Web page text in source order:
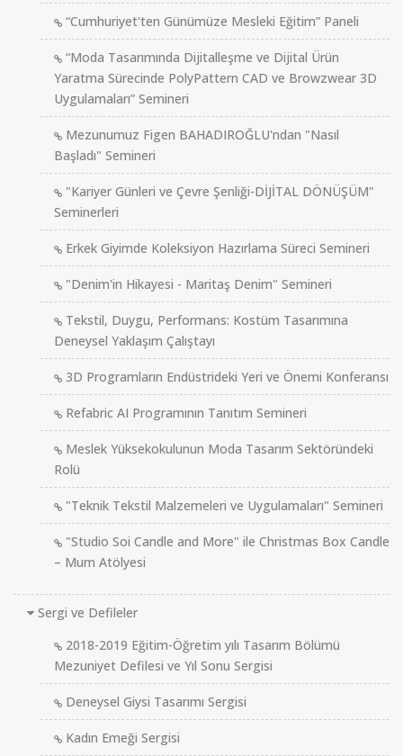
“Cumhuriyet'ten Günümüze Mesleki Eğitim” Paneli
“Moda Tasarımında Dijitalleşme ve Dijital Ürün
Yaratma Sürecinde PolyPattern CAD ve Browzwear 3D
Uygulamaları” Semineri
Mezunumuz Figen BAHADIROĞLU'ndan "Nasıl
Başladı" Semineri
"Kariyer Günleri ve Çevre Şenliği-DİJİTAL DÖNÜŞÜM"
Seminerleri
Erkek Giyimde Koleksiyon Hazırlama Süreci Semineri
"Denim'in Hikayesi - Maritaş Denim" Semineri
Tekstil, Duygu, Performans: Kostüm Tasarımına
Deneysel Yaklaşım Çalıştayı
3D Programların Endüstrideki Yeri ve Önemi Konferansı
Refabric AI Programının Tanıtım Semineri
Meslek Yüksekokulunun Moda Tasarım Sektöründeki
Rolü
"Teknik Tekstil Malzemeleri ve Uygulamaları" Semineri
"Studio Soi Candle and More" ile Christmas Box Candle
– Mum Atölyesi
Sergi ve Defileler
2018-2019 Eğitim-Öğretim yılı Tasarım Bölümü
Mezuniyet Defilesi ve Yıl Sonu Sergisi
Deneysel Giysi Tasarımı Sergisi
Kadın Emeği Sergisi